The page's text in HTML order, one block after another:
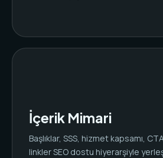
İçerik Mimari
Başlıklar, SSS, hizmet kapsamı,
linkler SEO dostu hiyerarşiyle